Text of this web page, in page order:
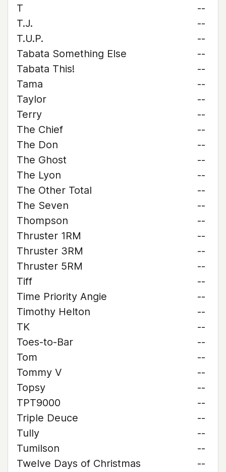
T
--
T.J.
--
T.U.P.
--
Tabata Something Else
--
Tabata This!
--
Tama
--
Taylor
--
Terry
--
The Chief
--
The Don
--
The Ghost
--
The Lyon
--
The Other Total
--
The Seven
--
Thompson
--
Thruster 1RM
--
Thruster 3RM
--
Thruster 5RM
--
Tiff
--
Time Priority Angie
--
Timothy Helton
--
TK
--
Toes-to-Bar
--
Tom
--
Tommy V
--
Topsy
--
TPT9000
--
Triple Deuce
--
Tully
--
Tumilson
--
Twelve Days of Christmas
--